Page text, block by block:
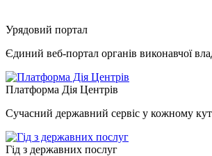
Урядовий портал
Єдиний веб-портал органів виконавчої
Платформа Дія Центрів
Сучасний державний сервіс у кожному
Гід з державних послуг